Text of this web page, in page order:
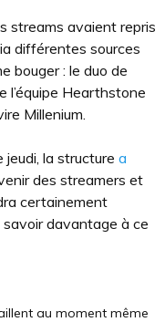
streams avaient repris
différentes sources
bouger : le duo de
l’équipe Hearthstone
Millenium.
jeudi, la structure a
des streamers et
certainement
davantage à ce
au moment même